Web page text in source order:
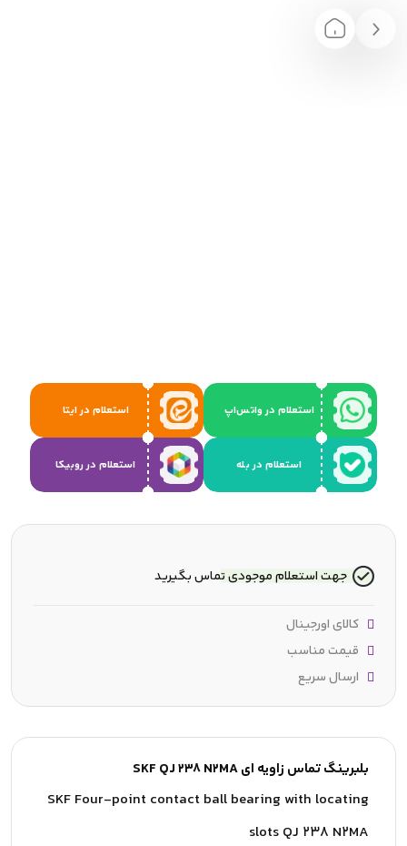
استعلام در واتس‌اپ استعلام در ایتا
استعلام در بله استعلام در روبیکا
بلبرینگ تماس زاویه ای SKF QJ 238 N2MA
SKF Four-point contact ball bearing with locating
slots QJ 238 N2MA
جهت استعلام موجودی تماس بگیرید
کالای اورجینال
قیمت مناسب
ارسال سریع